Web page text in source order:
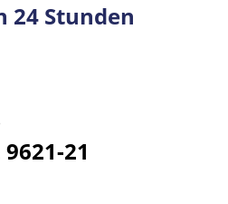
24 Stunden
21